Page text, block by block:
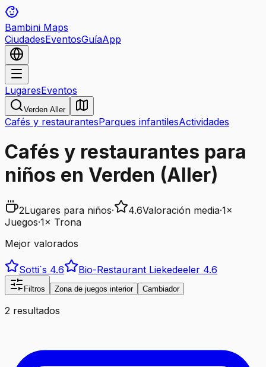
Bambini Maps
CiudadesEventosGuíaApp
LugaresEventos
Verden Aller
Cafés y restaurantesParques infantilesActividades
Cafés y restaurantes para
niños en Verden (Aller)
2Lugares para niños· 4.6Valoración media·1×
Juegos·1× Trona
Mejor valorados
Sotti`s 4.6 Bio-Restaurant Liekedeeler 4.6
Filtros Zona de juegos interior Cambiador
2 resultados